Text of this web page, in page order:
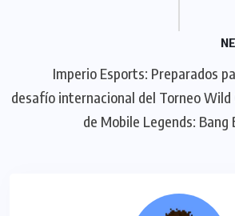
Imperio Esports: Preparados
desafío internacional del Torneo Wild
de Mobile Legends: Bang